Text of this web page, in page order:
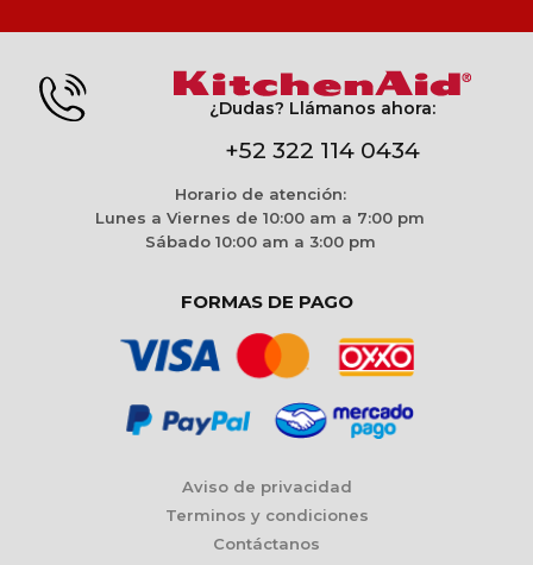
¿Dudas? Llámanos ahora:
+52 322 114 0434
Horario de atención:
Lunes a Viernes de 10:00 am a 7:00 pm
Sábado 10:00 am a 3:00 pm
FORMAS DE PAGO
Aviso de privacidad
Terminos y condiciones
Contáctanos